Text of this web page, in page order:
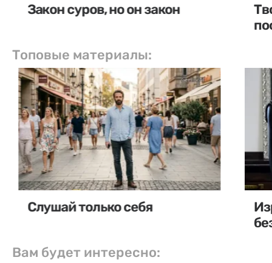
Закон суров, но он закон
Топовые материалы:
Слушай только себя
Вам будет интересно: